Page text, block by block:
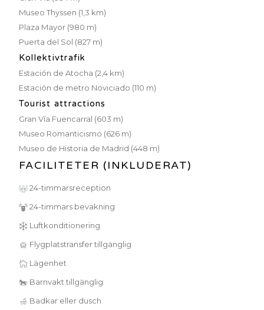
Museo Thyssen (1,3 km)
Plaza Mayor (980 m)
Puerta del Sol (827 m)
Kollektivtrafik
Estación de Atocha (2,4 km)
Estación de metro Noviciado (110 m)
Tourist attractions
Gran Vía Fuencarral (603 m)
Museo Romanticismo (626 m)
Museo de Historia de Madrid (448 m)
FACILITETER (INKLUDERAT)
24-timmarsreception
24-timmars bevakning
Luftkonditionering
Flygplatstransfer tillgänglig
Lägenhet
Barnvakt tillgänglig
Badkar eller dusch